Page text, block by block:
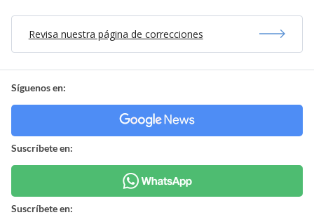
Revisa nuestra página de correcciones
Síguenos en:
Suscríbete en:
Suscríbete en: